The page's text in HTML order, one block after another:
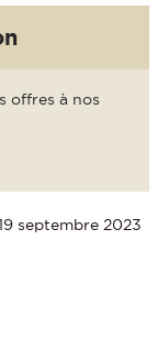
offres à nos
septembre 2023